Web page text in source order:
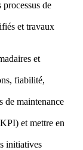
de
et travaux
et
fiabilité,
de maintenance
et mettre en
initiatives